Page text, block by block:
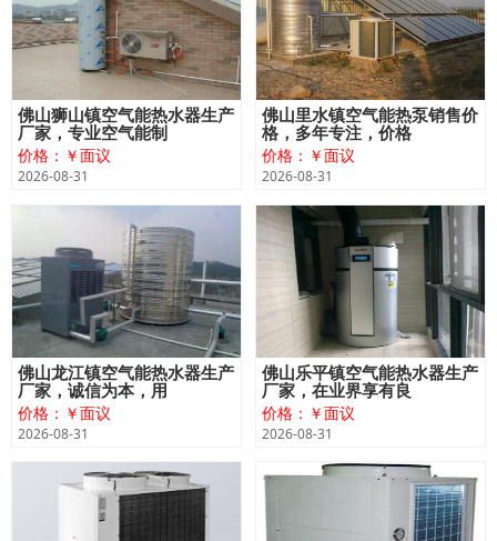
佛山狮山镇空气能热水器生产
厂家，专业空气能制
价格：￥面议
2026-08-31
佛山里水镇空气能热泵销售价
格，多年专注，价格
价格：￥面议
2026-08-31
佛山龙江镇空气能热水器生产
厂家，诚信为本，用
价格：￥面议
2026-08-31
佛山乐平镇空气能热水器生产
厂家，在业界享有良
价格：￥面议
2026-08-31